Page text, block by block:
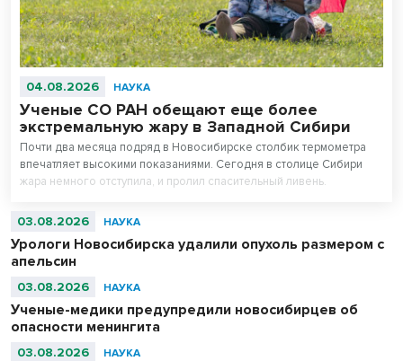
04.08.2026 НАУКА
Ученые СО РАН обещают еще более
экстремальную жару в Западной Сибири
Почти два месяца подряд в Новосибирске столбик термометра
впечатляет высокими показаниями. Сегодня в столице Сибири
жара немного отступила, и пролил спасительный ливень.
03.08.2026 НАУКА
Урологи Новосибирска удалили опухоль размером с
апельсин
03.08.2026 НАУКА
Ученые-медики предупредили новосибирцев об
опасности менингита
03.08.2026 НАУКА